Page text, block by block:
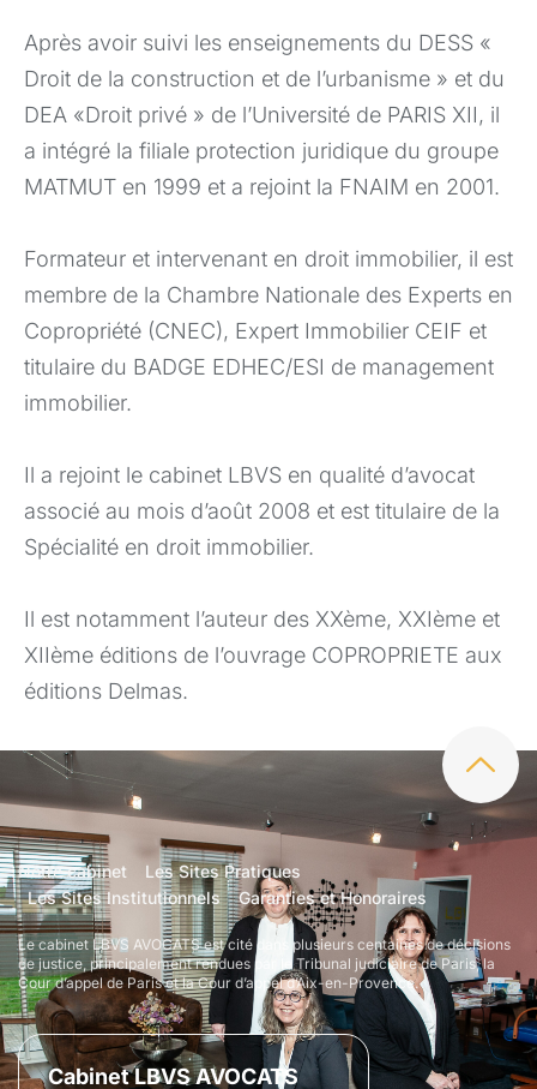
Après avoir suivi les enseignements du DESS «
Droit de la construction et de l’urbanisme » et du
DEA «Droit privé » de l’Université de PARIS XII, il
a intégré la filiale protection juridique du groupe
MATMUT en 1999 et a rejoint la FNAIM en 2001.
Formateur et intervenant en droit immobilier, il est
membre de la Chambre Nationale des Experts en
Copropriété (CNEC), Expert Immobilier CEIF et
titulaire du BADGE EDHEC/ESI de management
immobilier.
Il a rejoint le cabinet LBVS en qualité d’avocat
associé au mois d’août 2008 et est titulaire de la
Spécialité en droit immobilier.
Il est notamment l’auteur des XXème, XXIème et
XIIème éditions de l’ouvrage COPROPRIETE aux
éditions Delmas.
Notre cabinet
Les Sites Pratiques
Les Sites Institutionnels
Garanties et Honoraires
Le cabinet LBVS AVOCATS est cité dans plusieurs centaines de décisions
de justice, principalement rendues par le Tribunal judiciaire de Paris, la
Cour d’appel de Paris et la Cour d’appel d’Aix-en-Provence.
Cabinet LBVS AVOCATS